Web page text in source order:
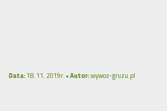
Data:18. 11. 2019r. •Autor:wywoz-gruzu.pl